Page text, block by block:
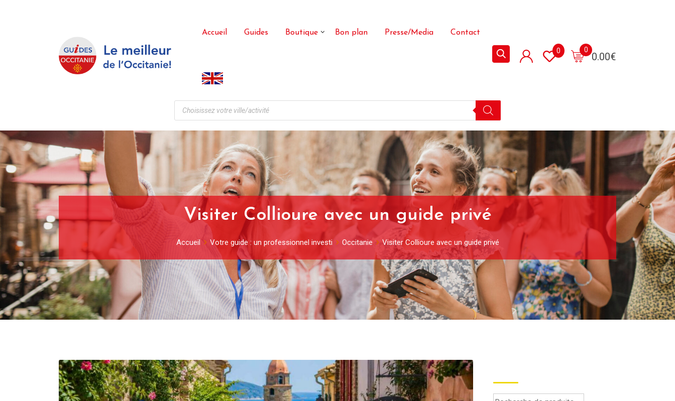
Accueil Guides Boutique Bon plan Presse/Media Contact
0.00€
0
0
Visiter Collioure avec un guide privé
Accueil Votre guide : un professionnel investi Occitanie Visiter Collioure avec un guide privé